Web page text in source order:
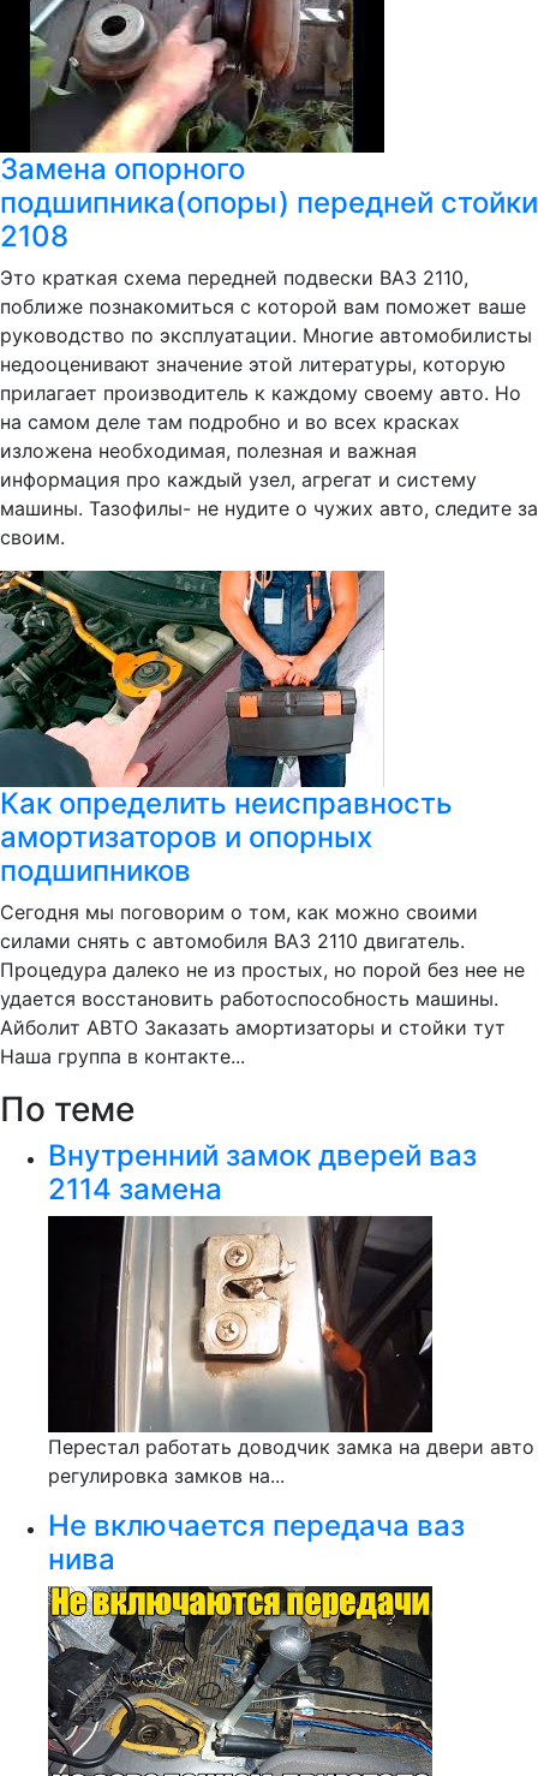
Замена опорного
подшипника(опоры) передней стойки
2108
Это краткая схема передней подвески ВАЗ 2110,
поближе познакомиться с которой вам поможет ваше
руководство по эксплуатации. Многие автомобилисты
недооценивают значение этой литературы, которую
прилагает производитель к каждому своему авто. Но
на самом деле там подробно и во всех красках
изложена необходимая, полезная и важная
информация про каждый узел, агрегат и систему
машины. Тазофилы- не нудите о чужих авто, следите за
своим.
Как определить неисправность
амортизаторов и опорных
подшипников
Сегодня мы поговорим о том, как можно своими
силами снять с автомобиля ВАЗ 2110 двигатель.
Процедура далеко не из простых, но порой без нее не
удается восстановить работоспособность машины.
Айболит АВТО Заказать амортизаторы и стойки тут
Наша группа в контакте...
По теме
Внутренний замок дверей ваз
2114 замена
Перестал работать доводчик замка на двери авто
регулировка замков на...
Не включается передача ваз
нива